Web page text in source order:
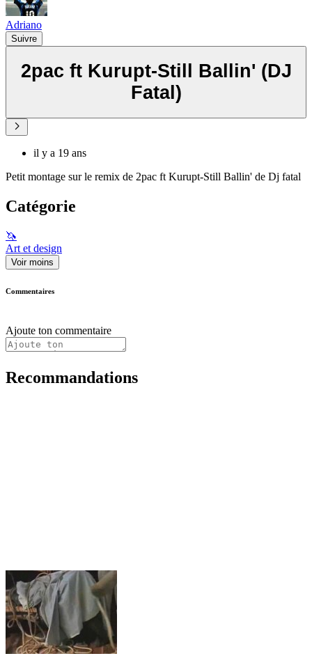
Adriano
Suivre
2pac ft Kurupt-Still Ballin' (DJ
Fatal)
il y a 19 ans
Petit montage sur le remix de 2pac ft Kurupt-Still Ballin' de Dj fatal
Catégorie
🦄
Art et design
Voir moins
Commentaires
Ajoute ton commentaire
Recommandations